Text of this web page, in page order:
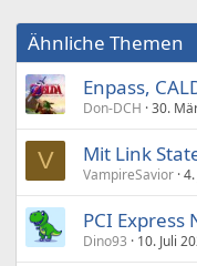
Ähnliche Themen
Enpass,
Don-DCH 30.
V Mit Link
VampireSavior
PCI Express
Dino93 10. Juli